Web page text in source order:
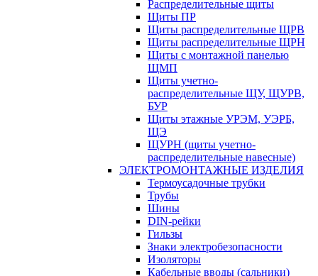
Распределительные щиты
Щиты ПР
Щиты распределительные ЩРВ
Щиты распределительные ЩРН
Щиты с монтажной панелью
ЩМП
Щиты учетно-
распределительные ЩУ, ЩУРВ,
БУР
Щиты этажные УРЭМ, УЭРБ,
ЩЭ
ЩУРН (щиты учетно-
распределительные навесные)
ЭЛЕКТРОМОНТАЖНЫЕ ИЗДЕЛИЯ
Термоусадочные трубки
Трубы
Шины
DIN-рейки
Гильзы
Знаки электробезопасности
Изоляторы
Кабельные вводы (сальники)